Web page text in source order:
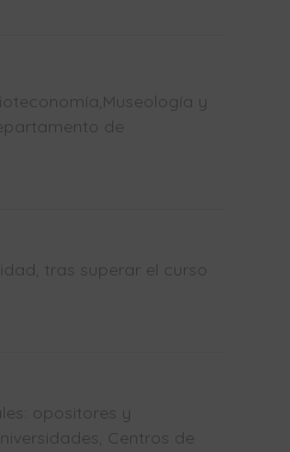
y
de
tras superar el curso
opositores y
Centros de